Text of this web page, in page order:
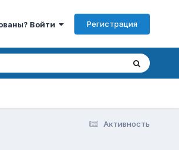
Войти Регистрация
Активность